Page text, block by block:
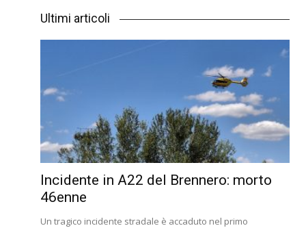
Ultimi articoli
Incidente in A22 del Brennero: morto
46enne
Un tragico incidente stradale è accaduto nel primo